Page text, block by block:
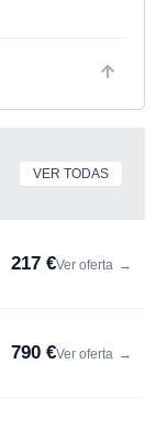
VER TODAS
217 €Ver oferta →
790 €Ver oferta →